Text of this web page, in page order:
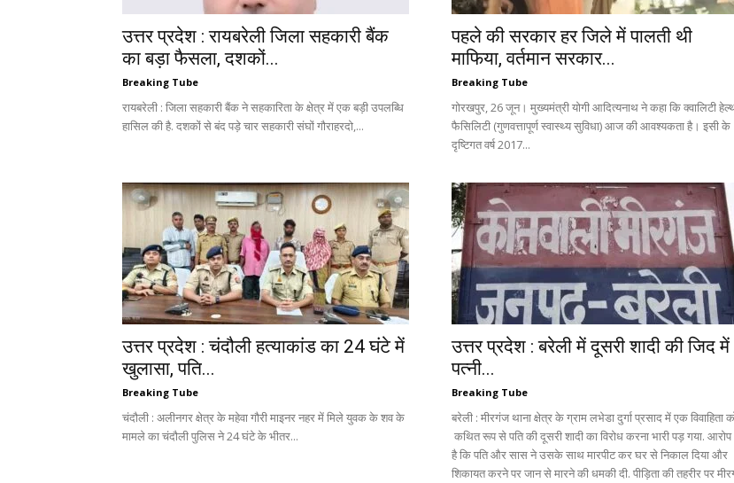
उत्तर प्रदेश : रायबरेली जिला सहकारी बैंक
का बड़ा फैसला, दशकों...
Breaking Tube
रायबरेली : जिला सहकारी बैंक ने सहकारिता के क्षेत्र में एक बड़ी उपलब्धि
हासिल की है. दशकों से बंद पड़े चार सहकारी संघों गौराहरदो,...
पहले की सरकार हर जिले में पालती थी
माफिया, वर्तमान सरकार...
Breaking Tube
गोरखपुर, 26 जून। मुख्यमंत्री योगी आदित्यनाथ ने कहा कि क्वालिटी
फैसिलिटी (गुणवत्तापूर्ण स्वास्थ्य सुविधा) आज की आवश्यकता है। इसी के
दृष्टिगत वर्ष 2017...
उत्तर प्रदेश : चंदौली हत्याकांड का 24 घंटे में
खुलासा, पति...
Breaking Tube
चंदौली : अलीनगर क्षेत्र के महेवा गौरी माइनर नहर में मिले युवक के शव के
मामले का चंदौली पुलिस ने 24 घंटे के भीतर...
उत्तर प्रदेश : बरेली में दूसरी शादी की जिद में
पत्नी...
Breaking Tube
बरेली : मीरगंज थाना क्षेत्र के ग्राम लभेडा दुर्गा प्रसाद में एक विवाहिता
कथित रूप से पति की दूसरी शादी का विरोध करना भारी पड़ गया. आरोप
है कि पति और सास ने उसके साथ मारपीट कर घर से निकाल दिया और
शिकायत करने पर जान से मारने की धमकी दी. पीड़िता की तहरीर पर